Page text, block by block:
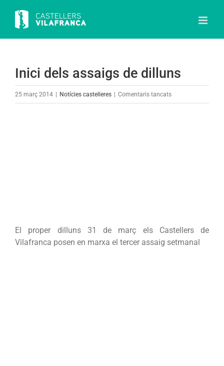
content
Inici dels assaigs de dilluns
25 març 2014 Notícies castelleres Comentaris tancatsa
El proper dilluns 31 de març els Castellers de
Vilafranca posen en marxa el tercer assaig setmanal